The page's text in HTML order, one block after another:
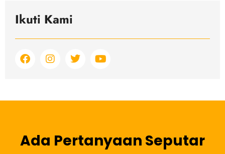
Ikuti Kami
F
a
o
I
n
g
m
T
w
e
Y
o
b
Ada Pertanyaan Seputar